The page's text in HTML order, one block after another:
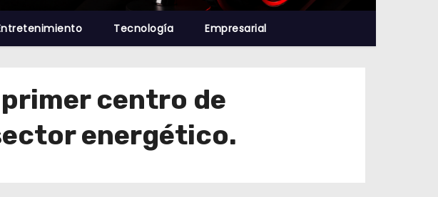
Tecnología Empresarial
centro de
energético.